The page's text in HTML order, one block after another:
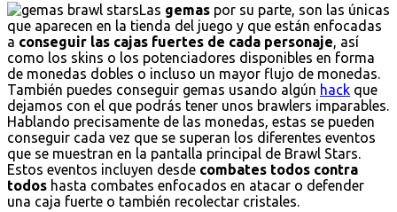
Las gemas por su parte, son las únicas
que aparecen en la tienda del juego y que están enfocadas
a conseguir las cajas fuertes de cada personaje , así
como los skins o los potenciadores disponibles en forma
de monedas dobles o incluso un mayor flujo de monedas.
También puedes conseguir gemas usando algún hack que
dejamos con el que podrás tener unos brawlers imparables.
Hablando precisamente de las monedas, estas se pueden
conseguir cada vez que se superan los diferentes eventos
que se muestran en la pantalla principal de Brawl Stars.
Estos eventos incluyen desde combates todos contra
todos hasta combates enfocados en atacar o defender
una caja fuerte o también recolectar cristales.